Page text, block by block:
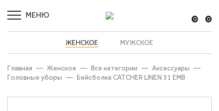
МЕНЮ 0 0
ЖЕНСКОЕ МУЖСКОЕ
Главная — Женское — Все категории — Аксессуары —
Головные уборы — Бейсболка CATCHER LINEN 31 EMB